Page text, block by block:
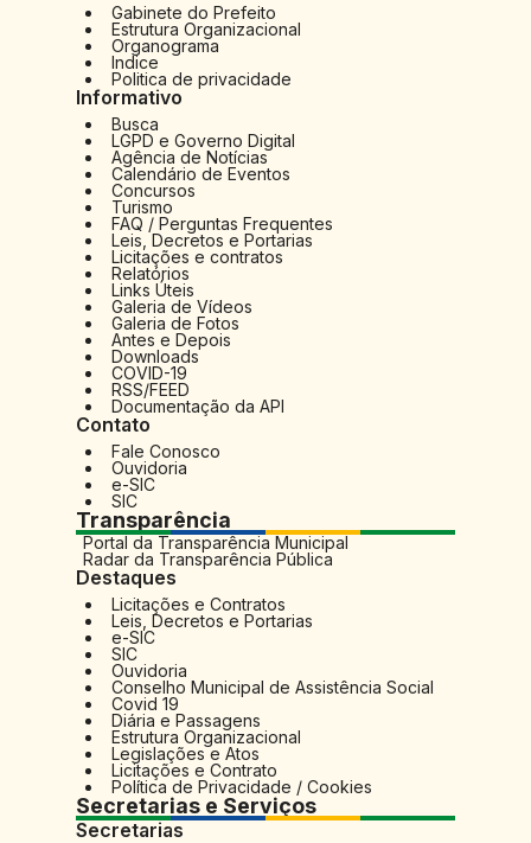
Gabinete do Prefeito
Estrutura Organizacional
Organograma
Indice
Politica de privacidade
Informativo
Busca
LGPD e Governo Digital
Agência de Notícias
Calendário de Eventos
Concursos
Turismo
FAQ / Perguntas Frequentes
Leis, Decretos e Portarias
Licitações e contratos
Relatórios
Links Úteis
Galeria de Vídeos
Galeria de Fotos
Antes e Depois
Downloads
COVID-19
RSS/FEED
Documentação da API
Contato
Fale Conosco
Ouvidoria
e-SIC
SIC
Transparência
Portal da Transparência Municipal
Radar da Transparência Pública
Destaques
Licitações e Contratos
Leis, Decretos e Portarias
e-SIC
SIC
Ouvidoria
Conselho Municipal de Assistência Social
Covid 19
Diária e Passagens
Estrutura Organizacional
Legislações e Atos
Licitações e Contrato
Política de Privacidade / Cookies
Secretarias e Serviços
Secretarias